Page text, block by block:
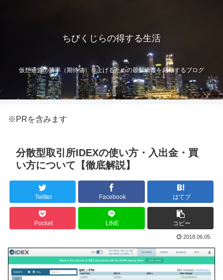
ちびくじらの得する生活
仮想通貨の勝率（期待値）を上げるための最新情報を発信するブログ
※PRを含みます
分散型取引所IDEXの使い方・入出金・買
い方について【徹底解説】
Twitter Facebook はてブ
Pocket LINE コピー
2018.06.05